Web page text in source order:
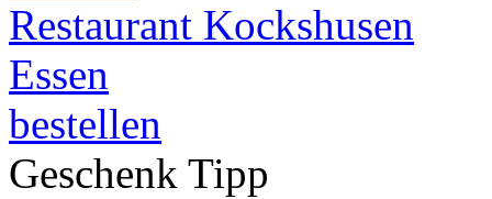
Restaurant Kockshusen
Essen
bestellen
Geschenk Tipp